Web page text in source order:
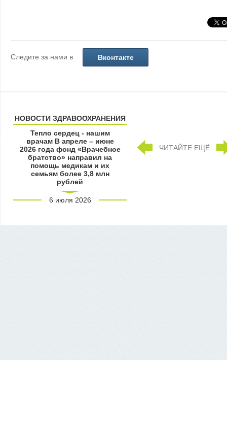
Следите за нами в Вконтакте
НОВОСТИ ЗДРАВООХРАНЕНИЯ
Тепло сердец - нашим
врачам В апреле – июне
2026 года фонд «Врачебное
братство» направил на
помощь медикам и их
семьям более 3,8 млн
рублей
6 июля 2026
ЧИТАЙТЕ ЕЩЁ